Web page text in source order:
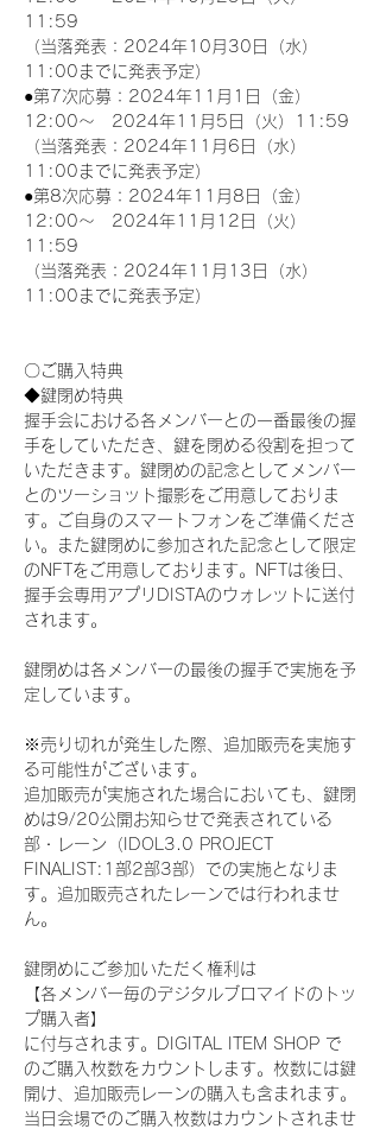
11:59
（当落発表：2024年10月30日（水）
11:00までに発表予定）
●第7次応募：2024年11月1日（金）
12:00～　2024年11月5日（火）11:59
（当落発表：2024年11月6日（水）
11:00までに発表予定）
●第8次応募：2024年11月8日（金）
12:00～　2024年11月12日（火）
11:59
（当落発表：2024年11月13日（水）
11:00までに発表予定）
〇ご購入特典
◆鍵閉め特典
握手会における各メンバーとの一番最後の握
手をしていただき、鍵を閉める役割を担って
いただきます。鍵閉めの記念としてメンバー
とのツーショット撮影をご用意しておりま
す。ご自身のスマートフォンをご準備くださ
い。また鍵閉めに参加された記念として限定
のNFTをご用意しております。NFTは後日、
握手会専用アプリDISTAのウォレットに送付
されます。
鍵閉めは各メンバーの最後の握手で実施を予
定しています。
※売り切れが発生した際、追加販売を実施す
る可能性がございます。
追加販売が実施された場合においても、鍵閉
めは9/20公開お知らせで発表されている
部・レーン（IDOL3.0 PROJECT
FINALIST:1部2部3部）での実施となりま
す。追加販売されたレーンでは行われませ
ん。
鍵閉めにご参加いただく権利は
【各メンバー毎のデジタルブロマイドのトッ
プ購入者】
に付与されます。DIGITAL ITEM SHOP で
のご購入枚数をカウントします。枚数には鍵
開け、追加販売レーンの購入も含まれます。
当日会場でのご購入枚数はカウントされませ